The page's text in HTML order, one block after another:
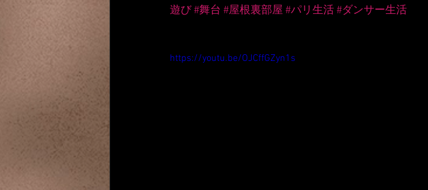
遊び#舞台 #屋根裏部屋#パリ生活#ダンサー生活
https://youtu.be/OJCffGZyn1s